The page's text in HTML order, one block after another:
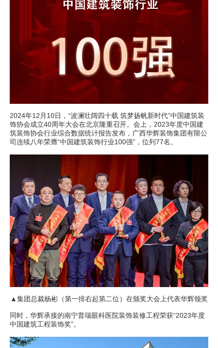
2024年12月10日，“波澜壮阔四十载 筑梦扬帆新时代”中国建筑装
饰协会成立40周年大会在北京隆重召开。会上，2023年度中国建
筑装饰协会行业综合数据统计报告发布，广西华辉装饰集团有限公
司连续八年荣膺“中国建筑装饰行业100强”，位列77名。
▲集团总裁杨彬（第一排右起第二位）在颁奖大会上代表华辉领奖
同时，华辉承接的南宁普瑞眼科医院装饰装修工程荣获“2023年度
中国建筑工程装饰奖”。